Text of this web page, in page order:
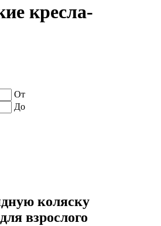
кресла-
От
До
коляску
взрослого